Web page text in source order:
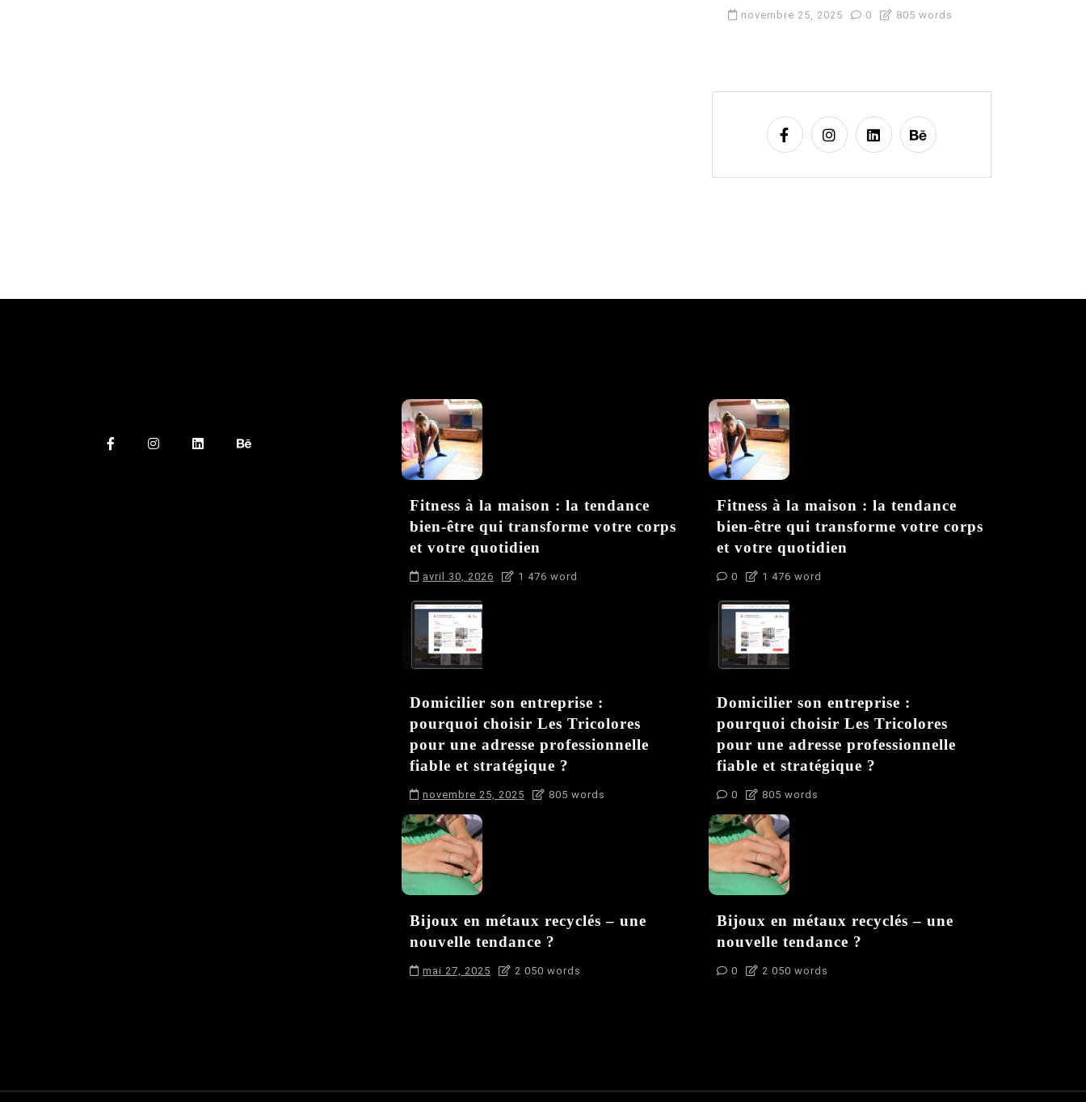
novembre 25, 2025 0 805 words
Fitness à la maison : la tendance
bien-être qui transforme votre corps
et votre quotidien
avril 30, 2026 1 476 word
Domicilier son entreprise :
pourquoi choisir Les Tricolores
pour une adresse professionnelle
fiable et stratégique ?
novembre 25, 2025 805 words
Bijoux en métaux recyclés – une
nouvelle tendance ?
mai 27, 2025 2 050 words
Fitness à la maison : la tendance
bien-être qui transforme votre corps
et votre quotidien
0 1 476 word
Domicilier son entreprise :
pourquoi choisir Les Tricolores
pour une adresse professionnelle
fiable et stratégique ?
0 805 words
Bijoux en métaux recyclés – une
nouvelle tendance ?
0 2 050 words